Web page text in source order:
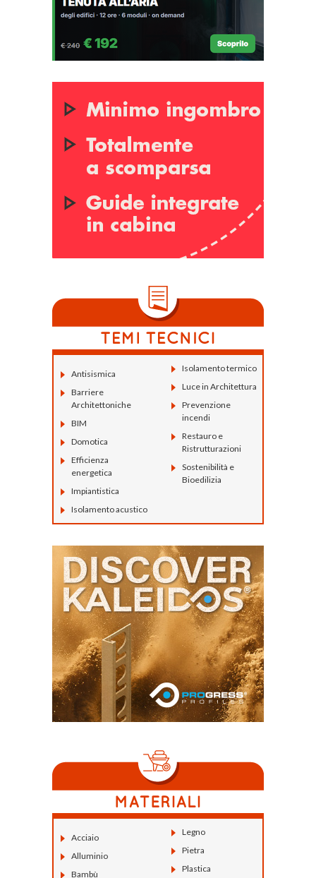
Antisismica
Barriere
Architettoniche
BIM
Domotica
Efficienza
energetica
Impiantistica
Isolamento acustico
Isolamento termico
Luce in Architettura
Prevenzione
incendi
Restauro e
Ristrutturazioni
Sostenibilità e
Bioedilizia
Acciaio
Alluminio
Bambù
Legno
Pietra
Plastica